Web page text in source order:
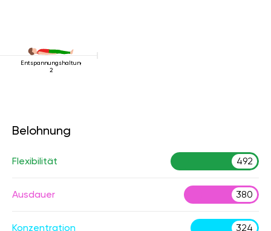
Entspannungshaltung
2
Belohnung
Flexibilität 492
Ausdauer 380
Konzentration 324